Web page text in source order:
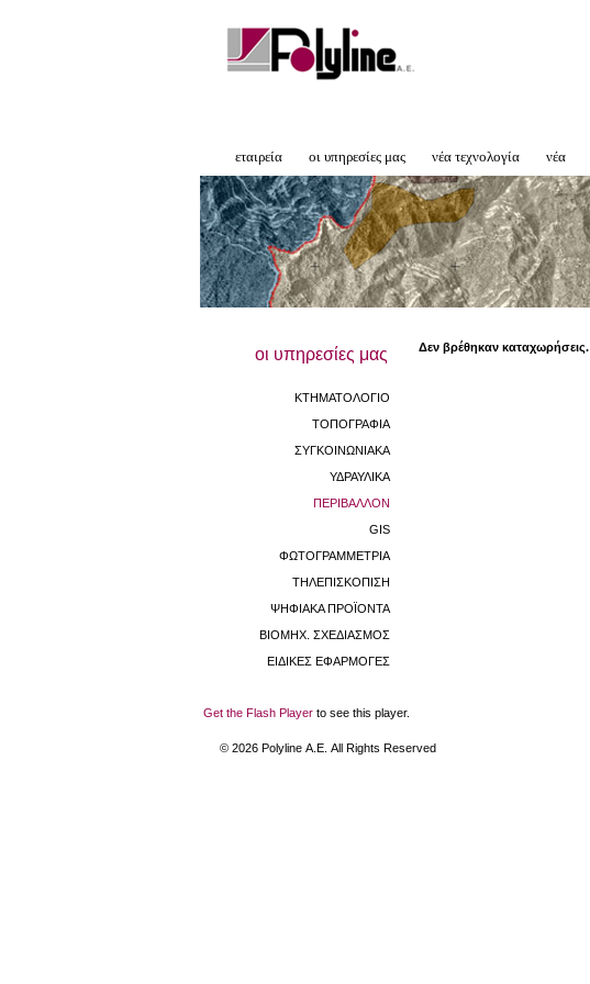
εταιρεία οι υπηρεσίες μας νέα τεχνολογία νέα
οι υπηρεσίες μας
ΚΤΗΜΑΤΟΛΟΓΙΟ
ΤΟΠΟΓΡΑΦΙΑ
ΣΥΓΚΟΙΝΩΝΙΑΚΑ
ΥΔΡΑΥΛΙΚΑ
ΠΕΡΙΒΑΛΛΟΝ
GIS
ΦΩΤΟΓΡΑΜΜΕΤΡΙΑ
ΤΗΛΕΠΙΣΚΟΠΙΣΗ
ΨΗΦΙΑΚΑ ΠΡΟΪΟΝΤΑ
ΒΙΟΜHX. ΣΧΕΔΙΑΣΜΟΣ
ΕΙΔΙΚΕΣ ΕΦΑΡΜΟΓΕΣ
Δεν βρέθηκαν καταχωρήσεις.
Get the Flash Player to see this player.
© 2026 Polyline Α.Ε. All Rights Reserved